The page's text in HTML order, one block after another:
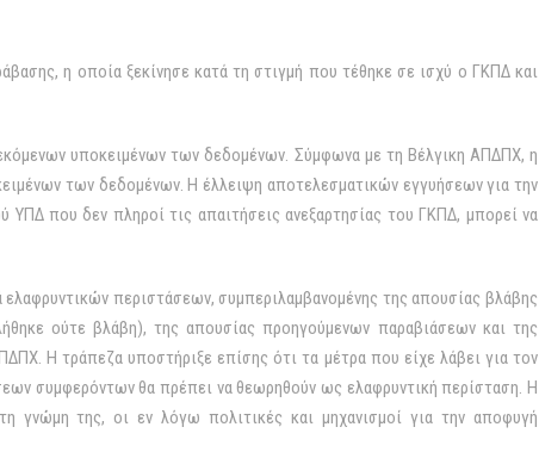
η οποία ξεκίνησε κατά τη στιγμή που τέθηκε σε ισχύ ο ΓΚΠΔ και
υποκειμένων των δεδομένων. Σύμφωνα με τη Βέλγικη ΑΠΔΠΧ, η
των δεδομένων. Η έλλειψη αποτελεσματικών εγγυήσεων για την
που δεν πληροί τις απαιτήσεις ανεξαρτησίας του ΓΚΠΔ, μπορεί να
περιστάσεων, συμπεριλαμβανομένης της απουσίας βλάβης
ούτε βλάβη), της απουσίας προηγούμενων παραβιάσεων και της
Η τράπεζα υποστήριξε επίσης ότι τα μέτρα που είχε λάβει για τον
συμφερόντων θα πρέπει να θεωρηθούν ως ελαφρυντική περίσταση. Η
γνώμη της, οι εν λόγω πολιτικές και μηχανισμοί για την αποφυγή